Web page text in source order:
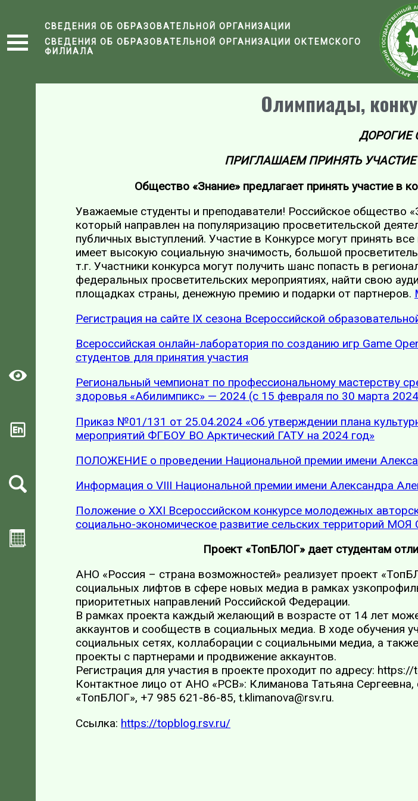
СВЕДЕНИЯ ОБ ОБРАЗОВАТЕЛЬНОЙ ОРГАНИЗАЦИИ
СВЕДЕНИЯ ОБ ОБРАЗОВАТЕЛЬНОЙ ОРГАНИЗАЦИИ ОКТЕМСКОГО
ФИЛИАЛА
Олимпиады,
ДОРОГИЕ
ПРИГЛАШАЕМ ПРИНЯТЬ УЧАСТИЕ
Общество «Знание» предлагает принять участие в
Уважаемые студенты и преподаватели! Российское общество
который направлен на популяризацию просветительской
публичных выступлений. Участие в Конкурсе могут принять
имеет высокую социальную значимость, большой
т.г. Участники конкурса могут получить шанс попасть в
федеральных просветительских мероприятиях, найти свою
площадках страны, денежную премию и подарки от партнеров.
Регистрация на сайте IX сезона Всероссийской
Всероссийская онлайн-лаборатория по созданию игр Game
студентов для принятия участия
Региональный чемпионат по профессиональному мастерству
здоровья «Абилимпикс» — 2024 (с 15 февраля по 30 марта
Приказ №01/131 от 25.04.2024 «Об утверждении плана
мероприятий ФГБОУ ВО Арктический ГАТУ на 2024 год»
ПОЛОЖЕНИЕ о проведении Национальной премии имени
Информация о VIII Национальной премии имени Александра
Положение о XXI Всероссийском конкурсе молодежных
социально-экономическое развитие сельских территорий
Проект «ТопБЛОГ» дает студентам
АНО «Россия – страна возможностей» реализует проект
социальных лифтов в сфере новых медиа в рамках
приоритетных направлений Российской Федерации.
В рамках проекта каждый желающий в возрасте от 14 лет
аккаунтов и сообществ в социальных медиа. В ходе обучения
социальных сетях, коллаборации с социальными медиа, а
проекты с партнерами и продвижение аккаунтов.
Регистрация для участия в проекте проходит по адресу:
Контактное лицо от АНО «РСВ»: Климанова Татьяна
«ТопБЛОГ», +7 985 621-86-85, t.klimanova@rsv.ru.
Ссылка: https://topblog.rsv.ru/